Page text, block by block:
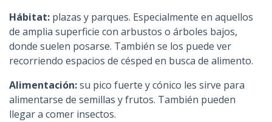
Hábitat: plazas y parques. Especialmente en aquellos
de amplia superficie con arbustos o árboles bajos,
donde suelen posarse. También se los puede ver
recorriendo espacios de césped en busca de alimento.
Alimentación:su pico fuerte y cónico les sirve para
alimentarse de semillas y frutos. También pueden
llegar a comer insectos.